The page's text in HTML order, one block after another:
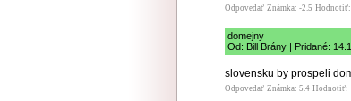
Odpovedať Známka: -2.5 Hodnotiť:
domejny
Od: Bill Brány | Pridané:
slovensku by prospeli
Odpovedať Známka: 5.4 Hodnotiť: